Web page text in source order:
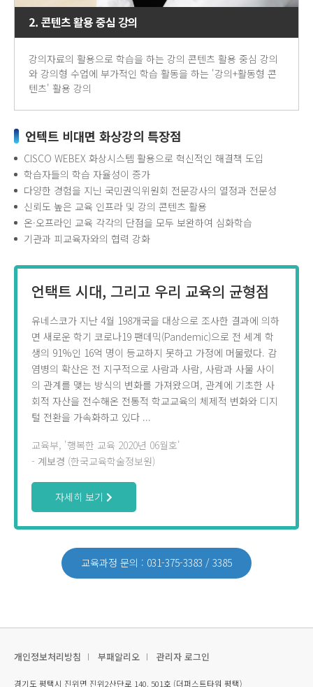
2. 콘텐츠 활용 중심 강의
강의자료의 활용으로 학습을 하는 강의 콘텐츠 활용 중심 강의
와 강의형 수업에 부가적인 학습 활동을 하는 '강의+활동형 콘
텐츠' 활용 강의
언텍트 비대면 화상강의 특장점
CISCO WEBEX 화상시스템 활용으로 혁신적인 해결책 도입
학습자들의 학습 자율성이 증가
다양한 경험을 지닌 국민권익위원회 전문강사의 열정과 전문성
신뢰도 높은 교육 인프라 및 강의 콘텐츠 활용
온·오프라인 교육 각각의 단점을 모두 보완하여 심화학습
기관과 피교육자와의 협력 강화
언택트 시대, 그리고 우리 교육의 균형점
유네스코가 지난 4월 198개국을 대상으로 조사한 결과에 의하
면 새로운 학기 코로나19 팬데믹(Pandemic)으로 전 세계 학
생의 91%인 16억 명이 등교하지 못하고 가정에 머물렀다. 감
염병의 확산은 전 지구적으로 사람과 사람, 사람과 사물 사이
의 관계를 맺는 방식의 변화를 가져왔으며, 관계에 기초한 사
회적 자산을 전수해온 전통적 학교교육의 체제적 변화와 디지
털 전환을 가속화하고 있다 ...
교육부, '행복한 교육 2020년 06월호'
- 계보경 (한국교육학술정보원)
자세히 보기
교육과정 문의 : 031-375-3383 / 3385
개인정보처리방침 부패알리오 관리자 로그인
경기도 평택시 진위면 진위2산단로 140. 501호 (더퍼스트타워 평택)